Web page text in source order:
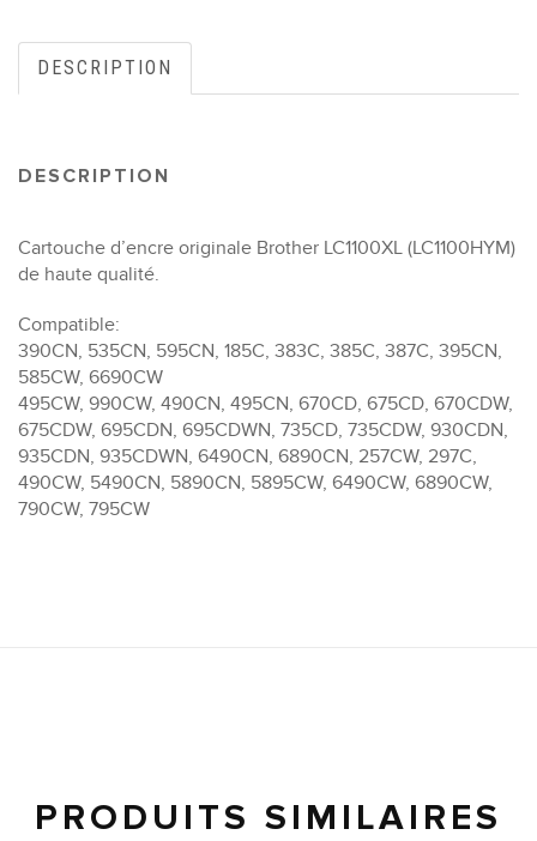
DESCRIPTION
DESCRIPTION
Cartouche d’encre originale Brother LC1100XL (LC1100HYM)
de haute qualité.
Compatible:
390CN, 535CN, 595CN, 185C, 383C, 385C, 387C, 395CN,
585CW, 6690CW
495CW, 990CW, 490CN, 495CN, 670CD, 675CD, 670CDW,
675CDW, 695CDN, 695CDWN, 735CD, 735CDW, 930CDN,
935CDN, 935CDWN, 6490CN, 6890CN, 257CW, 297C,
490CW, 5490CN, 5890CN, 5895CW, 6490CW, 6890CW,
790CW, 795CW
PRODUITS SIMILAIRES